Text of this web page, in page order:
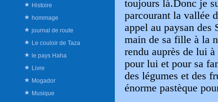
Histoire
hommage
journal de route
Le couloir de Taza
le pays Haha
Livre
Mogador
Musique
toujours là.Donc je
parcourant la vallée
appel au paysan des
main de sa fille à la
rendu auprès de lui
pour lui et pour sa
des légumes et des
énorme pastèque